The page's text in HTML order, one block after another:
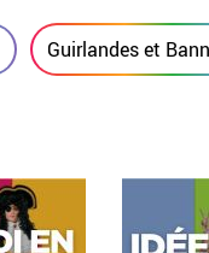
Guirlandes et